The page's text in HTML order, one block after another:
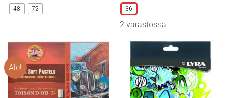
tuotteella
on
Voit
tehdä
valinnat
tuotteen
sivulla.
48 72
tuotteella
on
useampi
tehdä
valinnat
tuotteen
sivulla.
36
2 varastossa
Ale!